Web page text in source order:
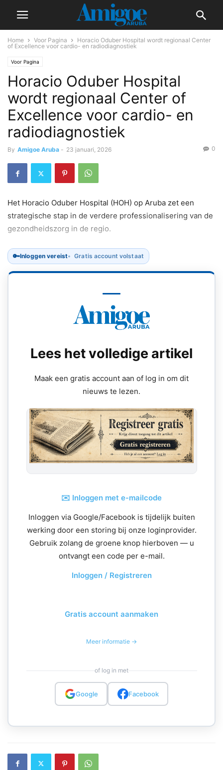
Home Voor Pagina
Horacio Oduber Hospital wordt regionaal Center
of Excellence voor cardio- en radiodiagnostiek
Voor Pagina
Horacio Oduber Hospital
wordt regionaal Center of
Excellence voor cardio- en
radiodiagnostiek
By Amigoe Aruba - 23 januari, 2026 0
Het Horacio Oduber Hospital (HOH) op Aruba zet een
strategische stap in de verdere professionalisering van de
gezondheidszorg in de regio.
🔑Inloggen vereist Gratis account volstaat
Lees het volledige artikel
Maak een gratis account aan of log in om dit
nieuws te lezen.
✉️ Inloggen met e-mailcode
Inloggen via Google/Facebook is tijdelijk buiten
werking door een storing bij onze loginprovider.
Gebruik zolang de groene knop hierboven — u
ontvangt een code per e-mail.
Inloggen / Registreren
Gratis account aanmaken
Meer informatie →
of log in met
Google Facebook